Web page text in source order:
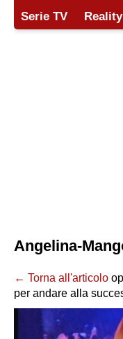
Serie TV
Reality
Angelina-
← Torna all'articolo
per andare alla